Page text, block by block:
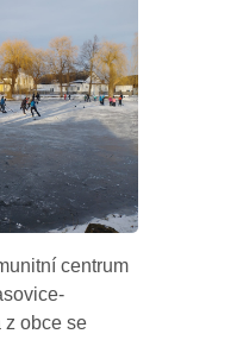
centrum
z obce se